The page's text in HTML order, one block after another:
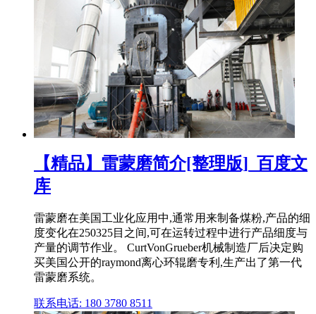
【精品】雷蒙磨简介[整理版]_百度文
库
雷蒙磨在美国工业化应用中,通常用来制备煤粉,产品的细
度变化在250325目之间,可在运转过程中进行产品细度与
产量的调节作业。 CurtVonGrueber机械制造厂后决定购
买美国公开的raymond离心环辊磨专利,生产出了第一代
雷蒙磨系统。
联系电话: 180 3780 8511